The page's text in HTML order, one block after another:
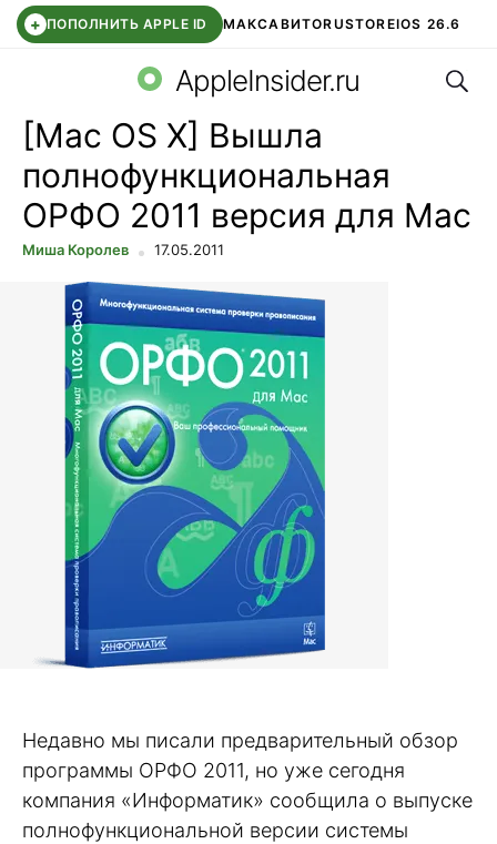
+ ПОПОЛНИТЬ APPLE ID МАКСАВИТОRUSTOREIOS 26.6
СБЕР КИДС ВТБ ОНЛАЙН ЧАТ В ROBLOX
AppleInsider.ru
[Mac OS X] Вышла
полнофункциональная
ОРФО 2011 версия для Mac
Миша Королев 17.05.2011
Недавно мы писали предварительный обзор
программы ОРФО 2011, но уже сегодня
компания «Информатик» сообщила о выпуске
полнофункциональной версии системы